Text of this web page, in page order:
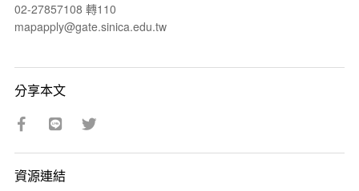
02-27857108 轉110
mapapply@gate.sinica.edu.tw
分享本文
資源連結